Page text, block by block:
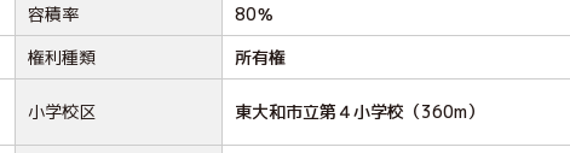
容積率
80％
権利種類 所有権
小学校区 東大和市立第４小学校（360m）